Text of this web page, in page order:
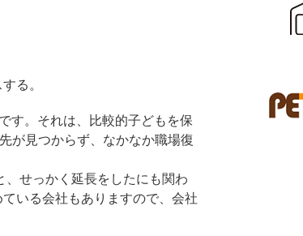
る。
す。それは、比較的子どもを保
が見つからず、なかなか職場復
せっかく延長をしたにも関わ
いる会社もありますので、会社